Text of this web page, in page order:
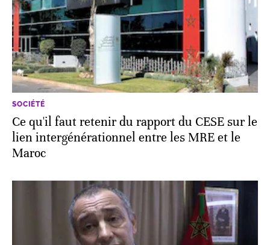
SOCIÉTÉ
Ce qu'il faut retenir du rapport du CESE sur le
lien intergénérationnel entre les MRE et le
Maroc